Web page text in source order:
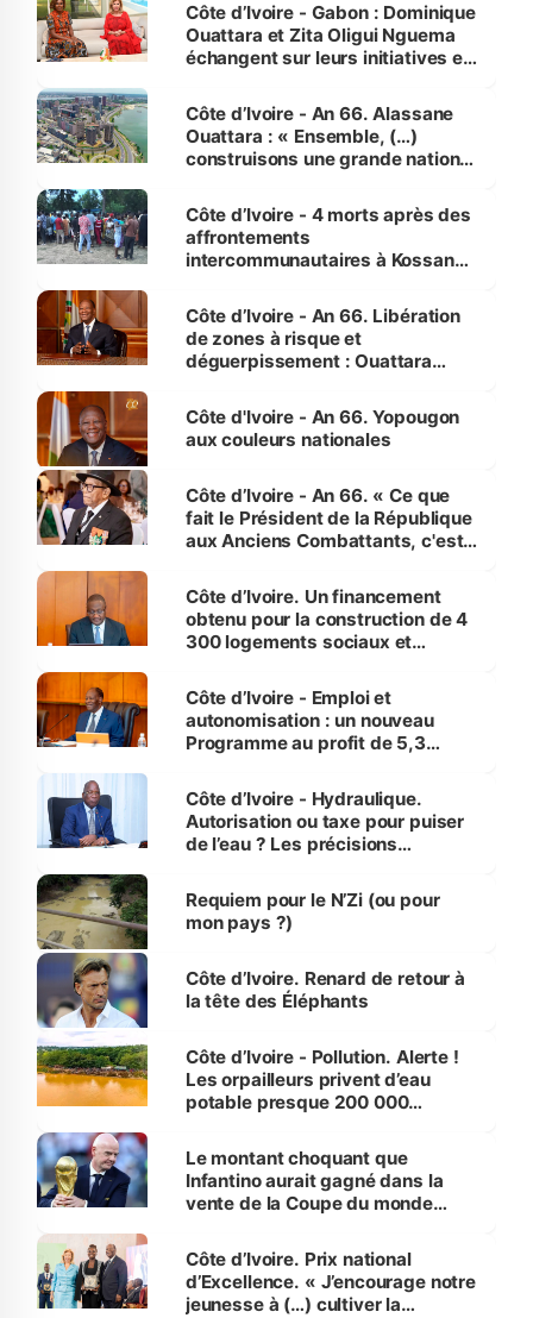
Côte d’Ivoire - Gabon : Dominique
Ouattara et Zita Oligui Nguema
échangent sur leurs initiatives en
enfants
Côte d’Ivoire - An 66. Alassane
Ouattara : « Ensemble, (…)
construisons une grande nation
générations futures »
Côte d’Ivoire - 4 morts après des
affrontements
intercommunautaires à Kossandji
milieu des sinistrés
Côte d’Ivoire - An 66. Libération
de zones à risque et
déguerpissement : Ouattara
l'Etat de droit pour préserver les
vies humaines »
Côte d'Ivoire - An 66. Yopougon
aux couleurs nationales
Côte d’Ivoire - An 66. « Ce que
fait le Président de la République
aux Anciens Combattants, c'est
Côte d’Ivoire. Un financement
obtenu pour la construction de 4
300 logements sociaux et
et Yamoussoukro
Côte d’Ivoire - Emploi et
autonomisation : un nouveau
Programme au profit de 5,3
Côte d’Ivoire - Hydraulique.
Autorisation ou taxe pour puiser
de l’eau ? Les précisions
Requiem pour le N’Zi (ou pour
mon pays ?)
Côte d’Ivoire. Renard de retour à
la tête des Éléphants
Côte d’Ivoire - Pollution. Alerte !
Les orpailleurs privent d’eau
potable presque 200 000
Le montant choquant que
Infantino aurait gagné dans la
vente de la Coupe du monde
Côte d’Ivoire. Prix national
d’Excellence. « J’encourage notre
jeunesse à (…) cultiver la